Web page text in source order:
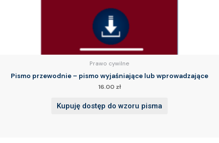
Prawo cywilne
Pismo przewodnie – pismo wyjaśniające lub wprowadzające
16.00 zł
Kupuję dostęp do wzoru pisma